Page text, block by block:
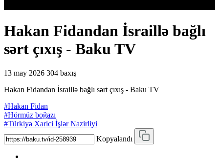
Hakan Fidandan İsraillə bağlı
sərt çıxış - Baku TV
13 may 2026 304 baxış
Hakan Fidandan İsraillə bağlı sərt çıxış - Baku TV
#Hakan Fidan
#Hörmüz boğazı
#Türkiyə Xarici İşlər Nazirliyi
Kopyalandı